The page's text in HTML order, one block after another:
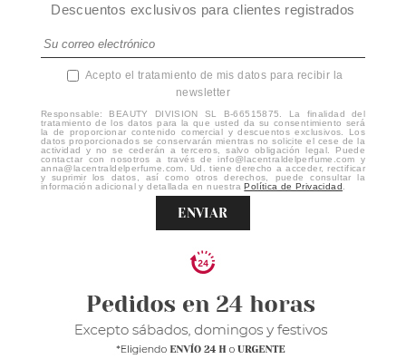
Descuentos exclusivos para clientes registrados
Acepto el tratamiento de mis datos para recibir la
newsletter
Responsable: BEAUTY DIVISION SL B-66515875. La finalidad del
tratamiento de los datos para la que usted da su consentimiento será
la de proporcionar contenido comercial y descuentos exclusivos. Los
datos proporcionados se conservarán mientras no solicite el cese de la
actividad y no se cederán a terceros, salvo obligación legal. Puede
contactar con nosotros a través de info@lacentraldelperfume.com y
anna@lacentraldelperfume.com. Ud. tiene derecho a acceder, rectificar
y suprimir los datos, así como otros derechos, puede consultar la
información adicional y detallada en nuestraPolítica de Privacidad
ENVIAR